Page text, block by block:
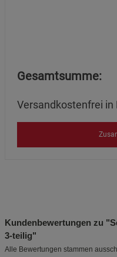
Gesamtsumme:
Versandkostenfrei in
Kundenbewertungen zu
3‑teilig"
Alle Bewertungen stammen